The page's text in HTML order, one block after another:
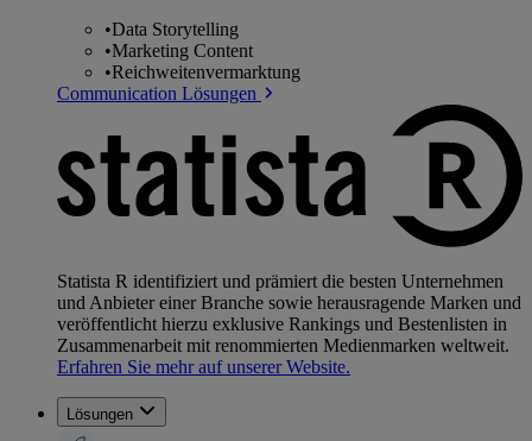
•Data Storytelling
•Marketing Content
•Reichweitenvermarktung
Communication Lösungen
Statista R identifiziert und prämiert die besten Unternehmen
und Anbieter einer Branche sowie herausragende Marken und
veröffentlicht hierzu exklusive Rankings und Bestenlisten in
Zusammenarbeit mit renommierten Medienmarken weltweit.
Erfahren Sie mehr auf unserer Website.
Lösungen